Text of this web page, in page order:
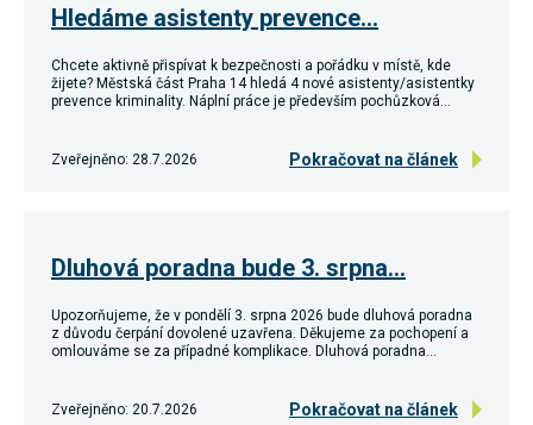
Hledáme asistenty prevence…
Chcete aktivně přispívat k bezpečnosti a pořádku v místě, kde
žijete? Městská část Praha 14 hledá 4 nové asistenty/asistentky
prevence kriminality. Náplní práce je především pochůzková…
Zveřejněno: 28.7.2026 Pokračovat na článek
Dluhová poradna bude 3. srpna…
Upozorňujeme, že v pondělí 3. srpna 2026 bude dluhová poradna
z důvodu čerpání dovolené uzavřena. Děkujeme za pochopení a
omlouváme se za případné komplikace. Dluhová poradna…
Zveřejněno: 20.7.2026 Pokračovat na článek